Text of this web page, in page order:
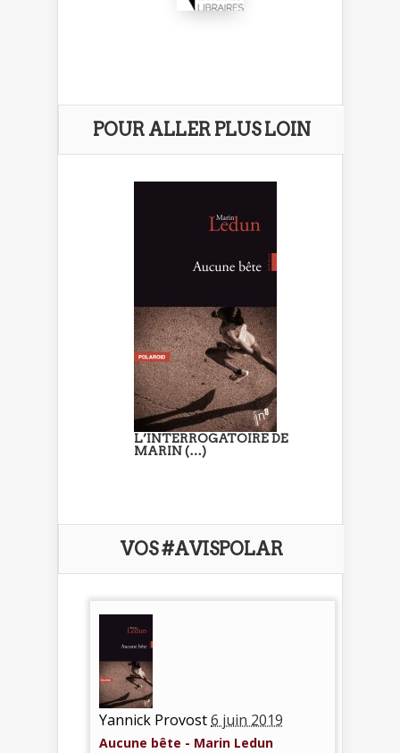
POUR ALLER PLUS LOIN
L’INTERROGATOIRE DE
MARIN (…)
VOS #AVISPOLAR
Yannick Provost6 juin 2019
Aucune bête - Marin Ledun